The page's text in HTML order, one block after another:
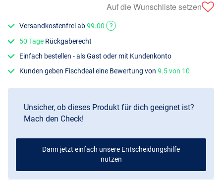
Auf die Wunschliste setzen
Versandkostenfrei ab99.00
?
50 Tage Rückgaberecht
Einfach bestellen - als Gast oder mit Kundenkonto
Kunden geben Fischdeal eine Bewertung von9.5 von 10
Unsicher, ob dieses Produkt für dich geeignet ist?
Mach den Check!
Dann jetzt einfach unsere Entscheidungshilfe
nutzen